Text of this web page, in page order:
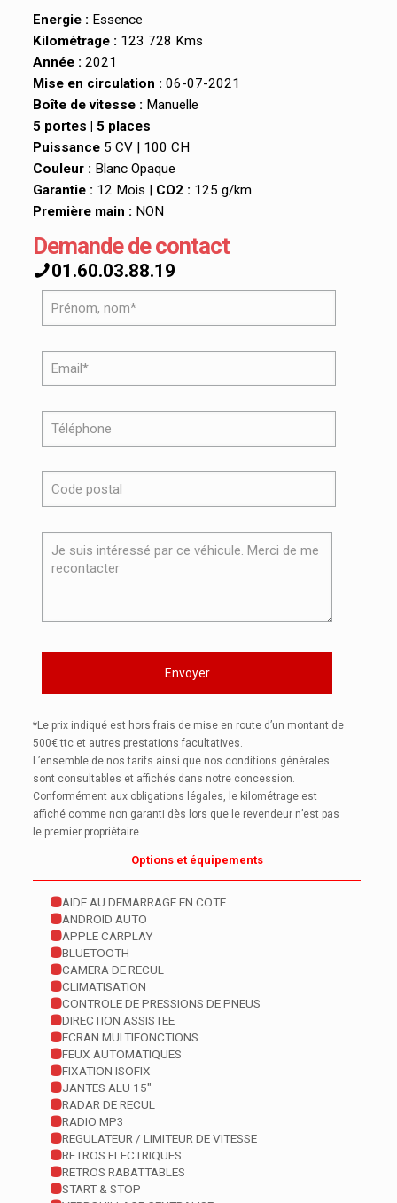
Energie : Essence
Kilométrage : 123 728 Kms
Année : 2021
Mise en circulation : 06-07-2021
Boîte de vitesse : Manuelle
5 portes | 5 places
Puissance 5 CV | 100 CH
Couleur : Blanc Opaque
Garantie : 12 Mois | CO2 : 125 g/km
Première main : NON
Demande de contact
01.60.03.88.19
*Le prix indiqué est hors frais de mise en route d’un montant de
500€ ttc et autres prestations facultatives.
L’ensemble de nos tarifs ainsi que nos conditions générales
sont consultables et affichés dans notre concession.
Conformément aux obligations légales, le kilométrage est
affiché comme non garanti dès lors que le revendeur n’est pas
le premier propriétaire.
Options et équipements
AIDE AU DEMARRAGE EN COTE
ANDROID AUTO
APPLE CARPLAY
BLUETOOTH
CAMERA DE RECUL
CLIMATISATION
CONTROLE DE PRESSIONS DE PNEUS
DIRECTION ASSISTEE
ECRAN MULTIFONCTIONS
FEUX AUTOMATIQUES
FIXATION ISOFIX
JANTES ALU 15"
RADAR DE RECUL
RADIO MP3
REGULATEUR / LIMITEUR DE VITESSE
RETROS ELECTRIQUES
RETROS RABATTABLES
START & STOP